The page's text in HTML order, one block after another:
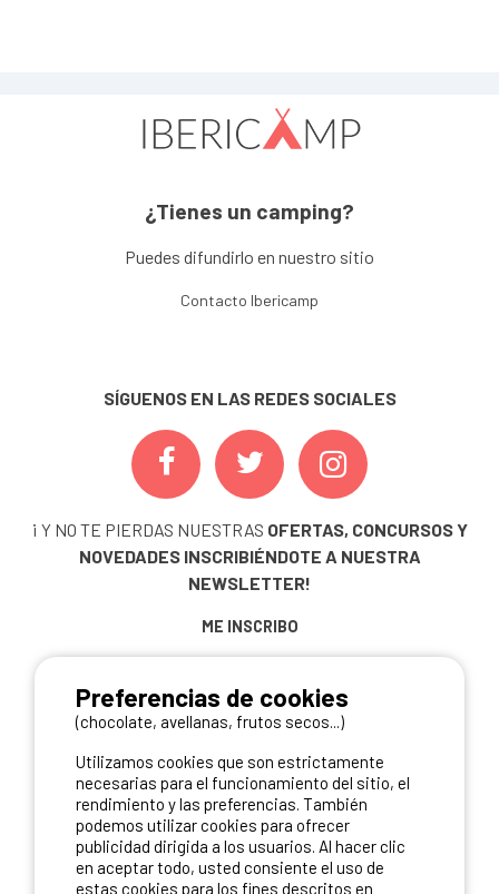
¿Tienes un camping?
Puedes difundirlo en nuestro sitio
Contacto Ibericamp
SÍGUENOS EN LAS REDES SOCIALES
¡ Y NO TE PIERDAS NUESTRAS OFERTAS, CONCURSOS Y
NOVEDADES INSCRIBIÉNDOTE A NUESTRA
NEWSLETTER!
ME INSCRIBO
NUESTROS PARTNERS
Preferencias de cookies
(chocolate, avellanas, frutos secos...)
Utilizamos cookies que son estrictamente
necesarias para el funcionamiento del sitio, el
rendimiento y las preferencias. También
podemos utilizar cookies para ofrecer
publicidad dirigida a los usuarios. Al hacer clic
en aceptar todo, usted consiente el uso de
estas cookies para los fines descritos en